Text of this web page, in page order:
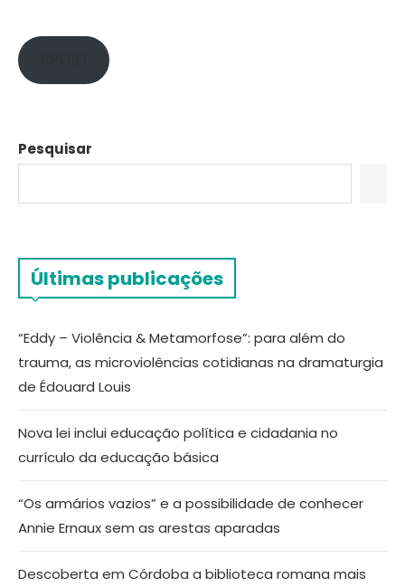
Pesquisar
Últimas publicações
“Eddy – Violência & Metamorfose”: para além do
trauma, as microviolências cotidianas na dramaturgia
de Édouard Louis
Nova lei inclui educação política e cidadania no
currículo da educação básica
“Os armários vazios” e a possibilidade de conhecer
Annie Ernaux sem as arestas aparadas
Descoberta em Córdoba a biblioteca romana mais